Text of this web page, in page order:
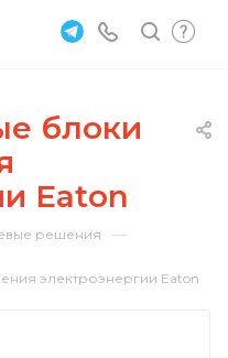
блоки
Eaton
решения —
электроэнергии Eaton